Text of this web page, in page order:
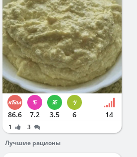
86.6 7.2 3.5 6 14
1
3
Лучшие рационы